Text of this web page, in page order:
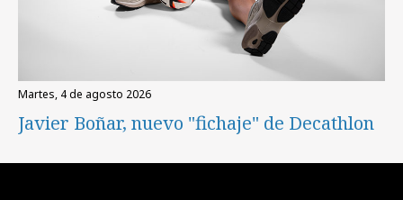
martes, 4 de agosto 2026
Javier Boñar, nuevo "fichaje" de Decathlon